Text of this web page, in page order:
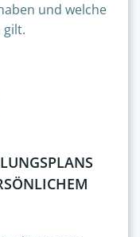
und welche
gilt.